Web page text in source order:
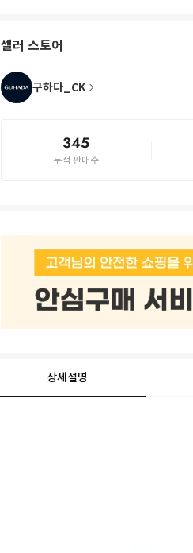
셀러 스토어
구하다_CK
345
누적 판매수
상세설명